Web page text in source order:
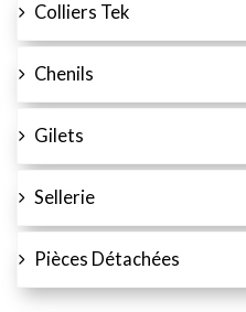
Colliers Tek
Chenils
Gilets
Sellerie
Pièces Détachées